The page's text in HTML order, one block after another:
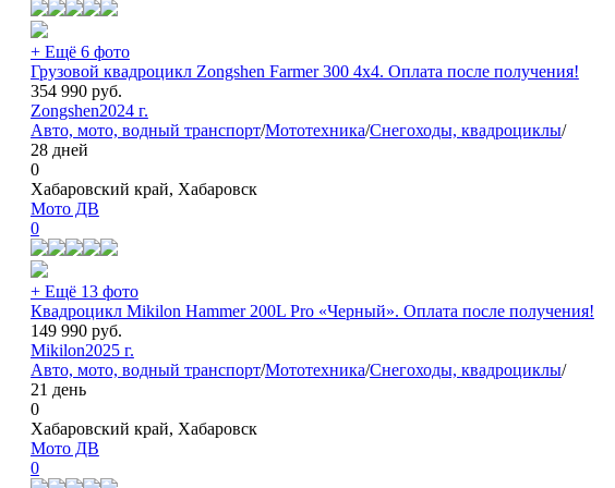
+ Ещё 6 фото
Грузовой квадроцикл Zongshen Farmer 300 4х4. Оплата после получения!
354 990 руб.
Zongshen2024 г.
Авто, мото, водный транспорт/Мототехника/Снегоходы, квадроциклы/
28 дней
0
Хабаровский край, Хабаровск
Мото ДВ
0
+ Ещё 13 фото
Квадроцикл Mikilon Hammer 200L Pro «Черный». Оплата после получения!
149 990 руб.
Mikilon2025 г.
Авто, мото, водный транспорт/Мототехника/Снегоходы, квадроциклы/
21 день
0
Хабаровский край, Хабаровск
Мото ДВ
0